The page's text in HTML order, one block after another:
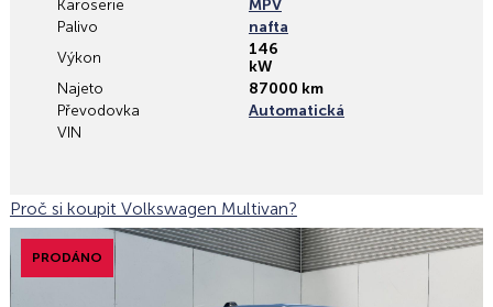
PRODÁNO
Karoserie
MPV
Palivo
nafta
Výkon
146
kW
Najeto
87000 km
Převodovka
Automatická
VIN
Proč si koupit Volkswagen Multivan?